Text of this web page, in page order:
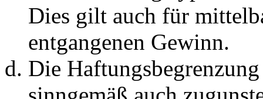
Dies gilt auch für
entgangenen Gewinn.
Die